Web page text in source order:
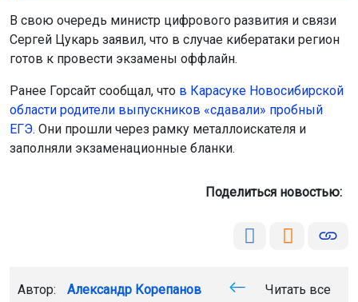
В свою очередь министр цифрового развития и связи
Сергей Цукарь заявил, что в случае кибератаки регион
готов к провести экзамены оффлайн.
Ранее Горсайт сообщал, что в Карасуке Новосибирской
области родители выпускников «сдавали» пробный
ЕГЭ. Они прошли через рамку металлоискателя и
заполняли экзаменационные бланки.
Поделиться новостью:
Автор: Александр Корепанов
Читать все